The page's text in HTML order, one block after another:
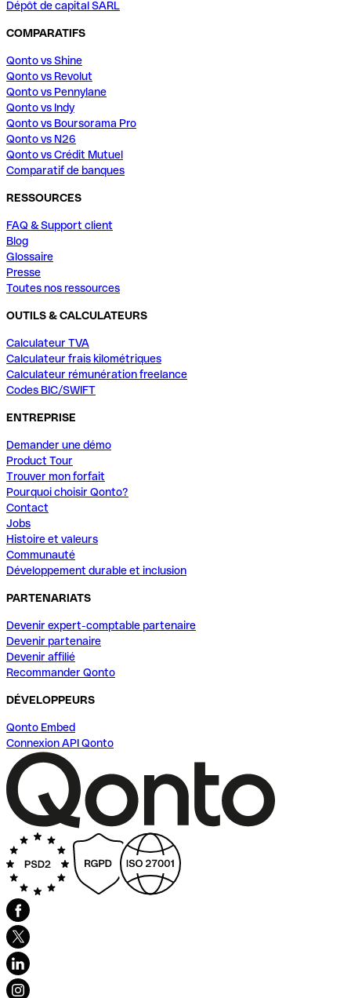
Dépôt de capital SARL
COMPARATIFS
Qonto vs Shine
Qonto vs Revolut
Qonto vs Pennylane
Qonto vs Indy
Qonto vs Boursorama Pro
Qonto vs N26
Qonto vs Crédit Mutuel
Comparatif de banques
RESSOURCES
FAQ & Support client
Blog
Glossaire
Presse
Toutes nos ressources
OUTILS & CALCULATEURS
Calculateur TVA
Calculateur frais kilométriques
Calculateur rémunération freelance
Codes BIC/SWIFT
ENTREPRISE
Demander une démo
Product Tour
Trouver mon forfait
Pourquoi choisir Qonto?
Contact
Jobs
Histoire et valeurs
Communauté
Développement durable et inclusion
PARTENARIATS
Devenir expert-comptable partenaire
Devenir partenaire
Devenir affilié
Recommander Qonto
DÉVELOPPEURS
Qonto Embed
Connexion API Qonto